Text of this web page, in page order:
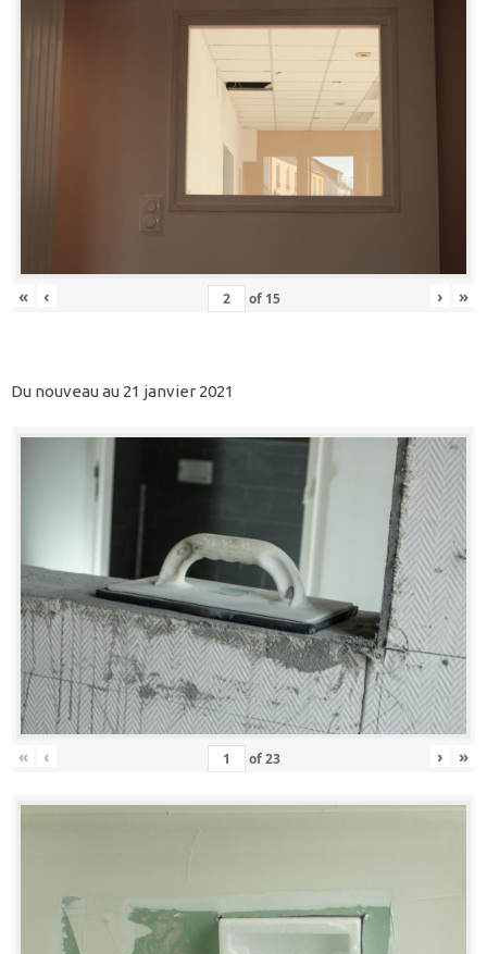
« ‹ of 15 › »
Du nouveau au 21 janvier 2021
« ‹ of23 › »